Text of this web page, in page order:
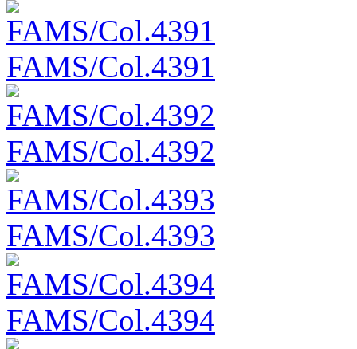
FAMS/Col.4391
FAMS/Col.4392
FAMS/Col.4393
FAMS/Col.4394